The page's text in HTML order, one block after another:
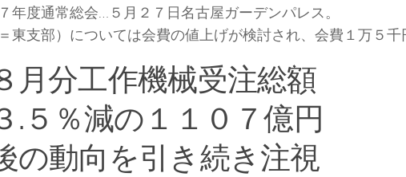
度通常総会…５月２７日名古屋ガーデンパレス。
支部）については会費の値上げが検討され、会費１万５千
月分工作機械受注総額
.５％減の１１０７億円
動向を引き続き注視